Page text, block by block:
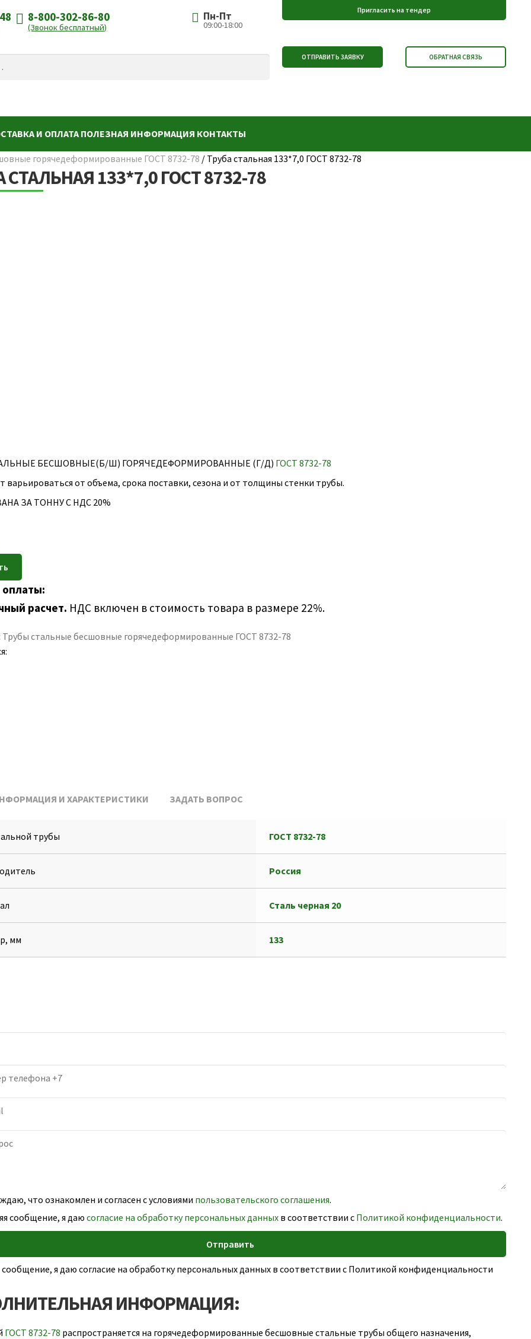
8-800-302-86-80
(Звонок бесплатный)
Пн-Пт
09:00-18:00
И ОПЛАТА ПОЛЕЗНАЯ ИНФОРМАЦИЯ КОНТАКТЫ
горячедеформированные ГОСТ 8732-78 / Труба стальная 133*7,0 ГОСТ 8732-78
СТАЛЬНАЯ 133*7,0 ГОСТ 8732-78
БЕСШОВНЫЕ(Б/Ш) ГОРЯЧЕДЕФОРМИРОВАННЫЕ (Г/Д) ГОСТ 8732-78
варьироваться от объема, срока поставки, сезона и от толщины стенки трубы.
ЗА ТОННУ С НДС 20%
расчет. НДС включен в стоимость товара в размере 22%.
Трубы стальные бесшовные горячедеформированные ГОСТ 8732-78
И ХАРАКТЕРИСТИКИ ЗАДАТЬ ВОПРОС
трубы ГОСТ 8732-78
Россия
Сталь черная 20
мм 133
что ознакомлен и согласен с условиями пользовательского соглашения.
сообщение, я даю согласие на обработку персональных данныхв соответствии с Политикой конфиденциальности.
я даю согласие на обработку персональных данных в соответствии с Политикой конфиденциальности
ИНФОРМАЦИЯ:
ГОСТ 8732-78 распространяется на горячедеформированные бесшовные стальные трубы общего назначения,